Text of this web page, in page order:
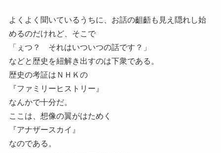
よくよく聞いているうちに、お話の齟齬も見え隠れし始
めるのだけれど、そこで
「ぇつ？ それはいついつの話です？」
などと歴史を紐解き出すのは下衆である。
歴史の考証はＮＨＫの
『ファミリーヒストリー』
なんかで十分だ。
ここは、想像の翼がはためく
『アナザースカイ』
なのである。